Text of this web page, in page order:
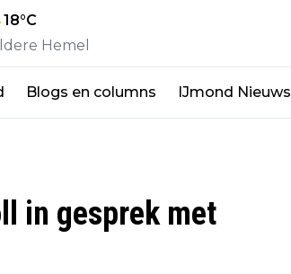
18°C
Hemel
Blogs en columns IJmond Nieuws
in gesprek met